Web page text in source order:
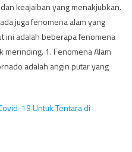
keajaiban yang menakjubkan.
juga fenomena alam yang
ini adalah beberapa fenomena
merinding. 1. Fenomena Alam
adalah angin putar yang